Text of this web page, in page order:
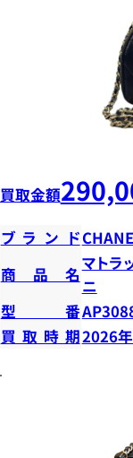
買取金額
ブランド
商品名
マトラ
ニ
型番
買取時期2026